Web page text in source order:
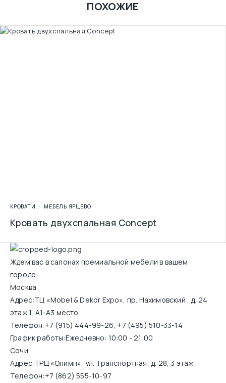
ПОХОЖИЕ
КРОВАТИ МЕБЕЛЬ ЯРЦЕВО
Кровать двухспальная Concept
Ждем вас в салонах премиальной мебели в вашем
городе:
Москва
Адрес:ТЦ «Mobel & Dekor Expo», пр. Нахимовский , д. 24
этаж 1, А1-А3 место
Телефон:+7 (915) 444-99-26, +7 (495) 510-33-14
График работы:Ежедневно: 10:00 - 21:00
Сочи
Адрес:ТРЦ «Олимп», ул. Транспортная, д. 28, 3 этаж
Телефон:+7 (862) 555-10-97